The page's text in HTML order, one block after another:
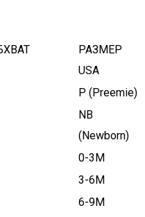
РАЗМЕР
USA
P (Preemie)
NB
(Newborn)
0-3M
3-6M
6-9M